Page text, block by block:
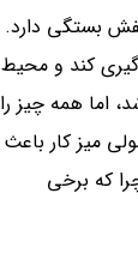
بستگی دارد.
کند و محیط
اما همه چیز را
میز کار باعث
که برخی